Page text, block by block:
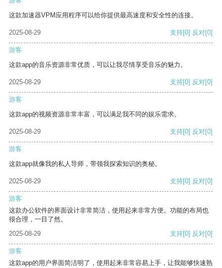
这款加速器VPM应用程序可以给你提供最高速度和安全性的连接。
2025-08-29 支持[0] 反对[0]
游客
这款app的音乐资源非常优质，可以让我尽情享受音乐的魅力。
2025-08-29 支持[0] 反对[0]
游客
这款app的视频资源非常丰富，可以满足我不同的娱乐需求。
2025-08-29 支持[0] 反对[0]
游客
这款app就像我的私人导师，带领我探索知识的奥秘。
2025-08-29 支持[0] 反对[0]
游客
这款办公软件的界面设计非常简洁，使用起来非常方便。功能的布局也
很合理，一目了然。
2025-08-29
支持[0] 反对[0]
游客
这款app的用户界面简洁明了，使用起来非常容易上手，让我能够快速熟